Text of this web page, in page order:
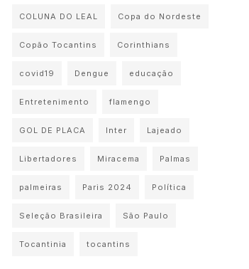
COLUNA DO LEAL Copa do Nordeste
Copão Tocantins Corinthians
covid19 Dengue educação
Entretenimento flamengo
GOL DE PLACA Inter Lajeado
Libertadores Miracema Palmas
palmeiras Paris 2024 Política
Seleção Brasileira São Paulo
Tocantinia tocantins